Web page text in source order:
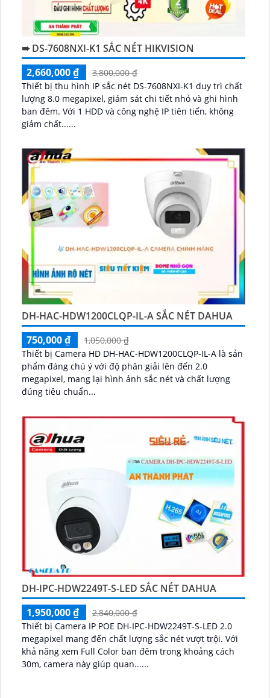
➠ DS-7608NXI-K1 SẮC NÉT HIKVISION
2,660,000 ₫
3,800,000 ₫
Thiết bị thu hình IP sắc nét DS-7608NXI-K1 duy trì chất
lượng 8.0 megapixel, giám sát chi tiết nhỏ và ghi hình
ban đêm. Với 1 HDD và công nghệ IP tiên tiến, không
giảm chất......
DH-HAC-HDW1200CLQP-IL-A SẮC NÉT DAHUA
750,000 ₫
1,050,000 ₫
Thiết bị Camera HD DH-HAC-HDW1200CLQP-IL-A là sản
phẩm đáng chú ý với độ phân giải lên đến 2.0
megapixel, mang lại hình ảnh sắc nét và chất lượng
đúng tiêu chuẩn...
DH-IPC-HDW2249T-S-LED SẮC NÉT DAHUA
1,950,000 ₫
2,840,000 ₫
Thiết bị Camera IP POE DH-IPC-HDW2249T-S-LED 2.0
megapixel mang đến chất lượng sắc nét vượt trội. Với
khả năng xem Full Color ban đêm trong khoảng cách
30m, camera này giúp quan......